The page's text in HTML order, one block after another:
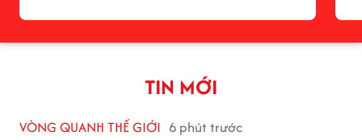
TIN MỚI
VÒNG QUANH THẾ GIỚI 6 phút trước